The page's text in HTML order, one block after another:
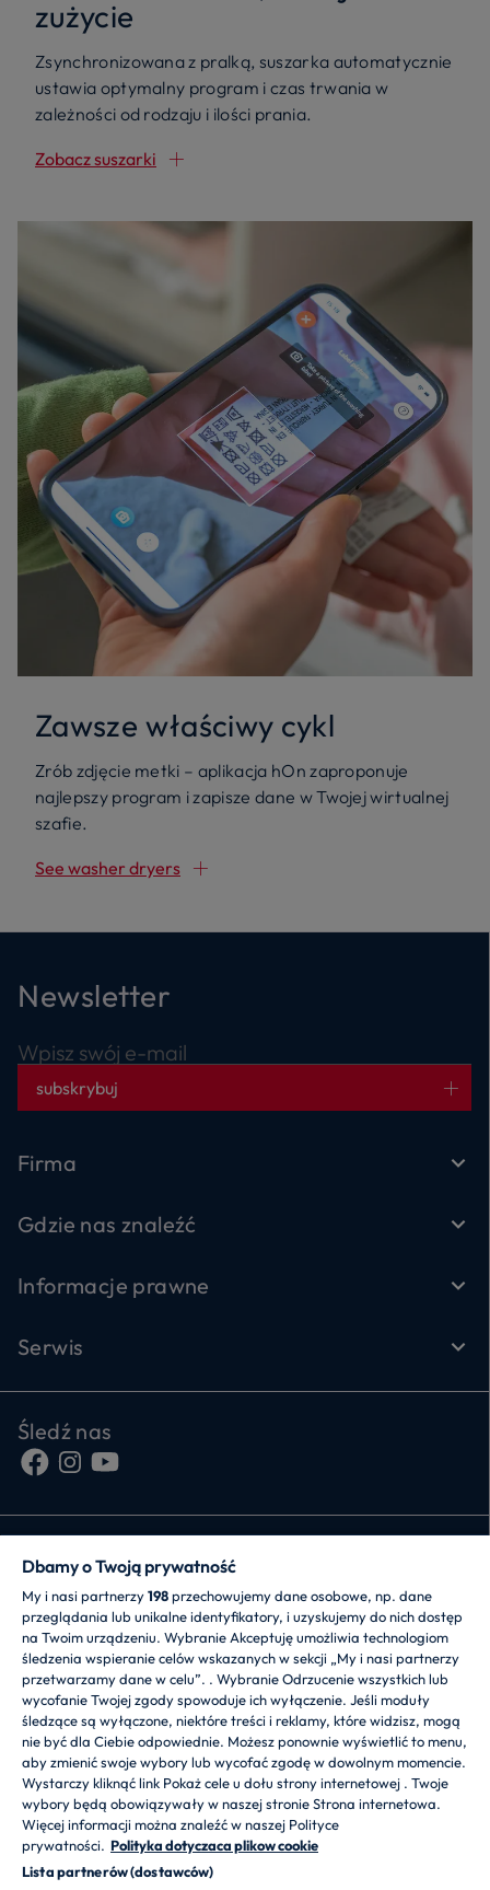
zużycie
Zsynchronizowana z pralką, suszarka automatycznie
ustawia optymalny program i czas trwania w
zależności od rodzaju i ilości prania.
Zobacz suszarki
Zawsze właściwy cykl
Zrób zdjęcie metki – aplikacja hOn zaproponuje
najlepszy program i zapisze dane w Twojej wirtualnej
szafie.
See washer dryers
Newsletter
Wpisz swój e-mail
subskrybuj
Firma
Gdzie nas znaleźć
Informacje prawne
Serwis
Śledź nas
CANDY HOOVER GROUP S.r.I. - jednoosobowa sp.
z.o.o. - SIEDZIBA STATUTOWA: Via Comolli, 57 - 20861
Brugherio (MB) - Włochy - SIEDZIBY
ADMINISTRACYJNE: Via Privata Eden Fumagalli bez
nadanego numeru - 20861 Brugherio (MB) i Via Trento
nr 20/A-22 - 20871 Vimercate (MB) - Włochy - Tel.:
+39.039.2086.1 - Faks: +39.039.2086.237 - Kapitał
zakładowy 35.000.000,00 € wpłacony w całości - Kod
identyfikacji podatkowej i nr wpisu do Rejestru
przedsiębiorstw dla rejonu Mediolan-Monza-Brianza-
Lodi 04666310158 - NIP 00786860965 - Numer wpisu
do Repertorium Ekonomiczno - Administracyjnego REA:
Dbamy o Twoją prywatność
My i nasi partnerzy198przechowujemy dane osobowe, np. dane
przeglądania lub unikalne identyfikatory, i uzyskujemy do nich dostęp
na Twoim urządzeniu. Wybranie Akceptuję umożliwia technologiom
śledzenia wspieranie celów wskazanych w sekcji „My i nasi partnerzy
przetwarzamy dane w celu”. . Wybranie Odrzucenie wszystkich lub
wycofanie Twojej zgody spowoduje ich wyłączenie. Jeśli moduły
śledzące są wyłączone, niektóre treści i reklamy, które widzisz, mogą
nie być dla Ciebie odpowiednie. Możesz ponownie wyświetlić to menu,
aby zmienić swoje wybory lub wycofać zgodę w dowolnym momencie.
Wystarczy kliknąć link Pokaż cele u dołu strony internetowej . Twoje
wybory będą obowiązywały w naszej stronie Strona internetowa.
Więcej informacji można znaleźć w naszej Polityce
prywatności. Polityka dotyczaca plikow cookie
Lista partnerów (dostawców)